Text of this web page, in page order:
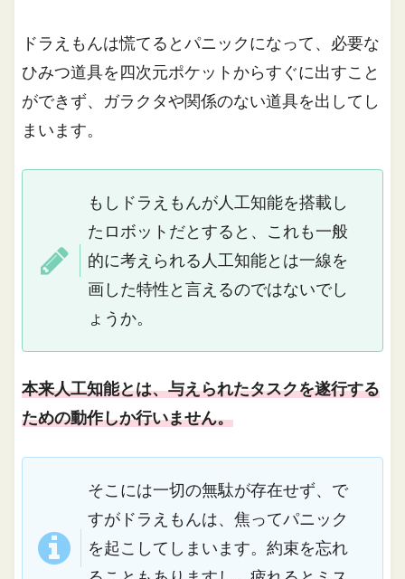
ドラえもんは慌てるとパニックになって、必要な
ひみつ道具を四次元ポケットからすぐに出すこと
ができず、ガラクタや関係のない道具を出してし
まいます。
もしドラえもんが人工知能を搭載し
たロボットだとすると、これも一般
的に考えられる人工知能とは一線を
画した特性と言えるのではないでし
ょうか。
本来人工知能とは、与えられたタスクを遂行する
ための動作しか行いません。
そこには一切の無駄が存在せず、で
すがドラえもんは、焦ってパニック
を起こしてしまいます。約束を忘れ